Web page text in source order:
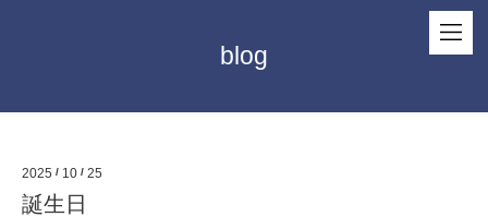
blog
2025 / 10 / 25
誕生日